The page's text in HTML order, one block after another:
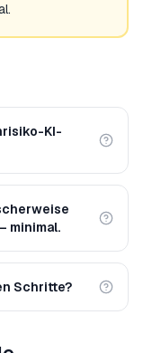
KI-
minimal.
Schritte?